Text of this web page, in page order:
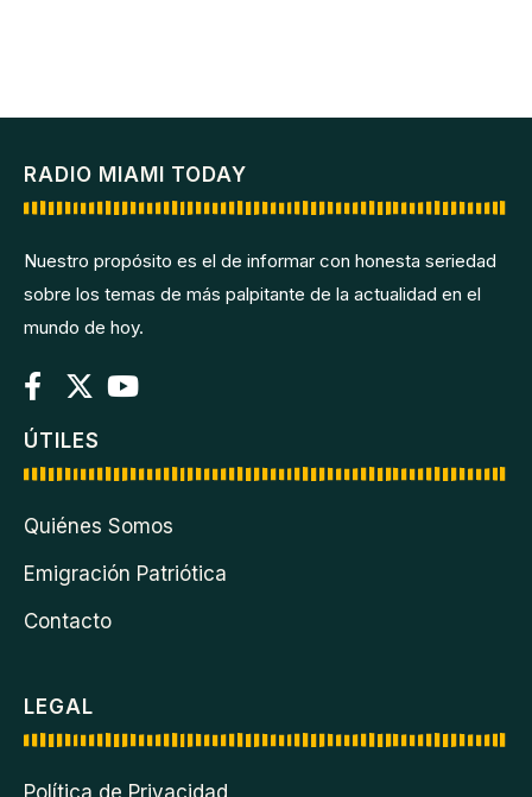
RADIO MIAMI TODAY
Nuestro propósito es el de informar con honesta seriedad
sobre los temas de más palpitante de la actualidad en el
mundo de hoy.
ÚTILES
Quiénes Somos
Emigración Patriótica
Contacto
LEGAL
Política de Privacidad